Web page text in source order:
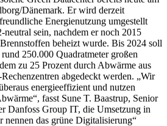
Dänemark. Er wird derzeit
Energienutzung umgestellt
sein, nachdem er noch 2015
beheizt wurde. Bis 2024 soll
250.000 Quadratmeter großen
zu 25 Prozent durch Abwärme aus
abgedeckt werden. „Wir
energieeffizient und nutzen
fasst Sune T. Baastrup, Senior
Danfoss Group IT, die Umsetzung in
nennen das grüne Digitalisierung“